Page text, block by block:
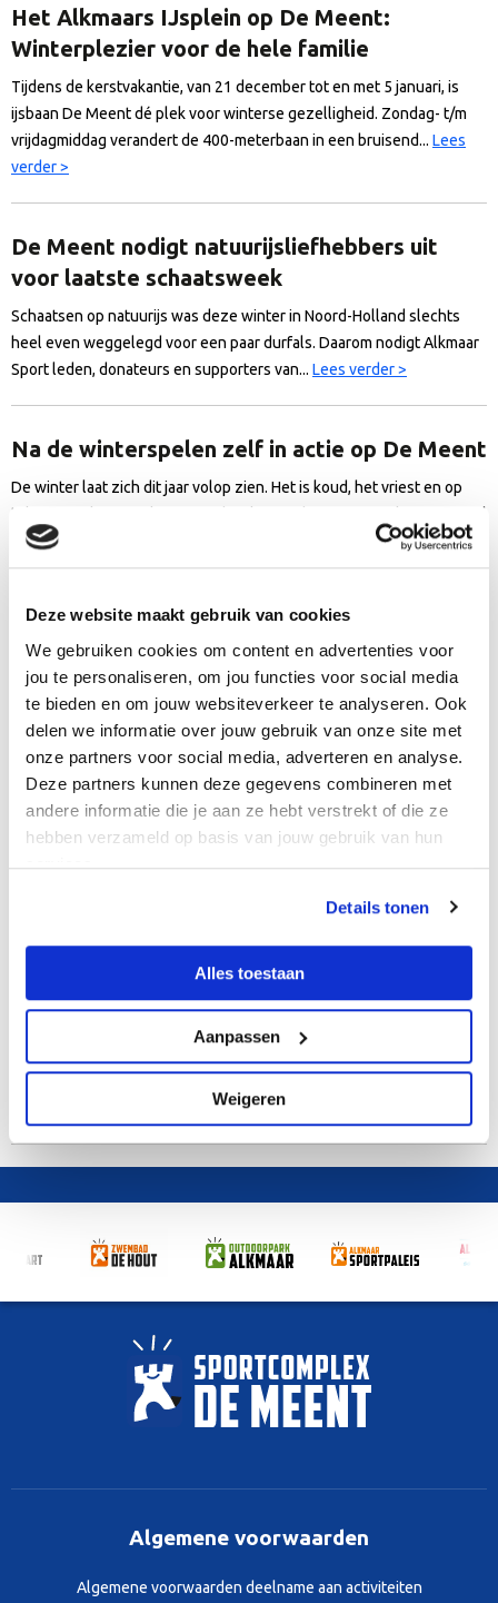
Deze website maakt gebruik van cookies
We gebruiken cookies om content en advertenties voor
jou te personaliseren, om jou functies voor social media
te bieden en om jouw websiteverkeer te analyseren. Ook
delen we informatie over jouw gebruik van onze site met
onze partners voor social media, adverteren en analyse.
Deze partners kunnen deze gegevens combineren met
andere informatie die je aan ze hebt verstrekt of die ze
hebben verzameld op basis van jouw gebruik van hun
services.
Details tonen
Alles toestaan
Aanpassen
Weigeren
Het Alkmaars IJsplein op De Meent:
Winterplezier voor de hele familie
Tijdens de kerstvakantie, van 21 december tot en met 5 januari, is
ijsbaan De Meent dé plek voor winterse gezelligheid. Zondag- t/m
vrijdagmiddag verandert de 400-meterbaan in een bruisend... Lees
verder >
De Meent nodigt natuurijsliefhebbers uit
voor laatste schaatsweek
Schaatsen op natuurijs was deze winter in Noord-Holland slechts
heel even weggelegd voor een paar durfals. Daarom nodigt Alkmaar
Sport leden, donateurs en supporters van... Lees verder >
Na de winterspelen zelf in actie op De Meent
De winter laat zich dit jaar volop zien. Het is koud, het vriest en op
televisie volgen veel mensen de Olympische Winterspelen. Wie na al
die finales, sprints en medailles zelf het ijs wil voelen,...Lees verder
>
Waagbokaal
IJSHAL | Op zondag 1 februari organiseert Deen Figure Skating de
Waagbokaal. Kunstrijders vanuit heel Nederland strijden om de titels.
De ijshal is deze dag gesloten. Publiek is van harte welkom,... Lees
verder >
MIF test kunstrijden
MIF testen. De ijshal is gesloten voor recreatief schaatsen.Lees
Shorttrack wedstrijd
10.00 tot 20.00 uur shorttrackwedstrijden verreden. De ijshal is
gesloten voor recreatief schaatsen.Lees verder >
Algemene voorwaarden
Algemene voorwaarden deelname aan activiteiten